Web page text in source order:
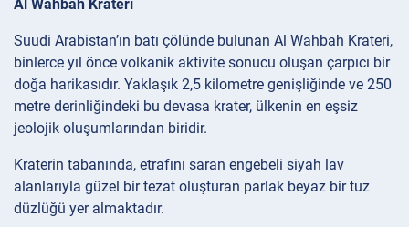
Al Wahbah Krateri
Suudi Arabistan’ın batı çölünde bulunan Al Wahbah Krateri,
binlerce yıl önce volkanik aktivite sonucu oluşan çarpıcı bir
doğa harikasıdır. Yaklaşık 2,5 kilometre genişliğinde ve 250
metre derinliğindeki bu devasa krater, ülkenin en eşsiz
jeolojik oluşumlarından biridir.
Kraterin tabanında, etrafını saran engebeli siyah lav
alanlarıyla güzel bir tezat oluşturan parlak beyaz bir tuz
düzlüğü yer almaktadır.